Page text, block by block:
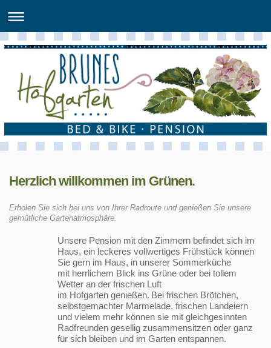
Herzlich willkommen im Grünen.
Erholen Sie sich bei uns von Ihrer Radroute und genießen Sie unsere
gemütliche Gartenatmosphäre.
Unsere Pension mit den Zimmern befindet sich im
Haus, ein leckeres vollwertiges Frühstück können
Sie gern im Haus, in unserer Sommerküche
mit herrlichem Blick ins Grüne oder bei tollem
Wetter an der frischen Luft
im Hofgarten genießen. Bei frischen Brötchen,
selbstgemachter Marmelade, frischen Landeiern
und vielem mehr können sie mit gleichgesinnten
Radfreunden gesellig zusammensitzen oder ganz
für sich bleiben und im Garten entspannen.